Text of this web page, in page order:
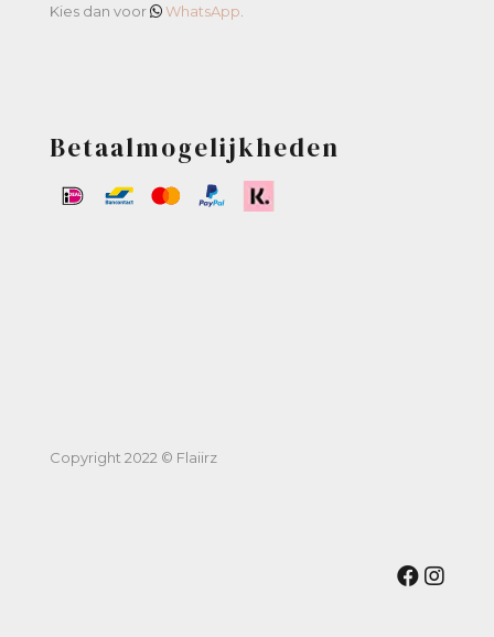
Kies dan voor
WhatsApp.
Betaalmogelijkheden
Copyright 2022 © Flaiirz